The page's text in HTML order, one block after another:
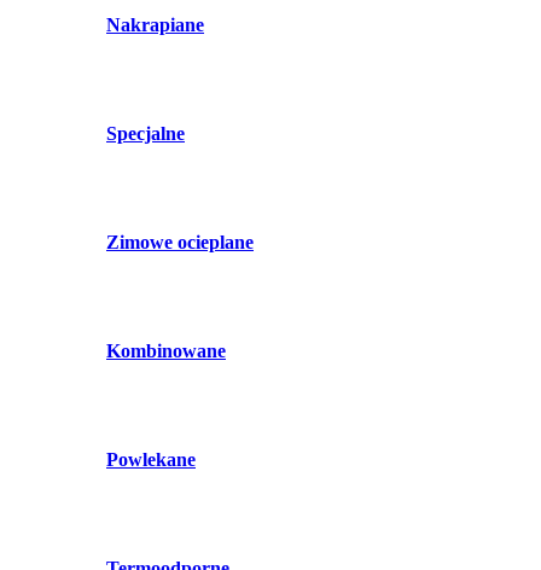
Nakrapiane
Specjalne
Zimowe ocieplane
Kombinowane
Powlekane